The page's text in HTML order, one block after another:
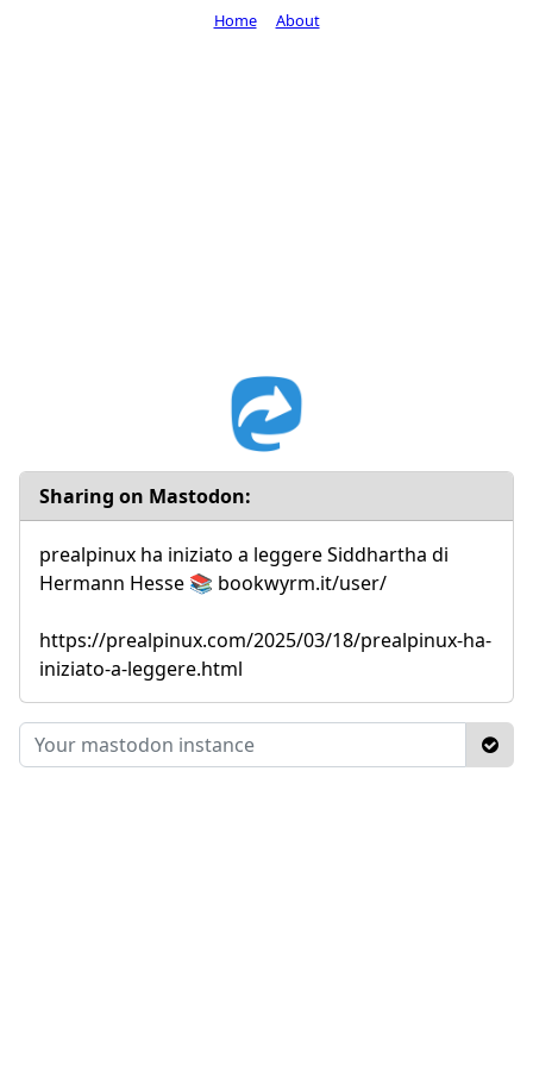
Sharing on Mastodon:
prealpinux ha iniziato a leggere Siddhartha di
Hermann Hesse 📚 bookwyrm.it/user/
https://prealpinux.com/2025/03/18/prealpinux-ha-
iniziato-a-leggere.html
Home About